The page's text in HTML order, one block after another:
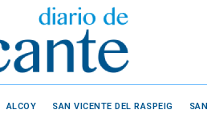
ALCOY SAN VICENTE DEL RASPEIG